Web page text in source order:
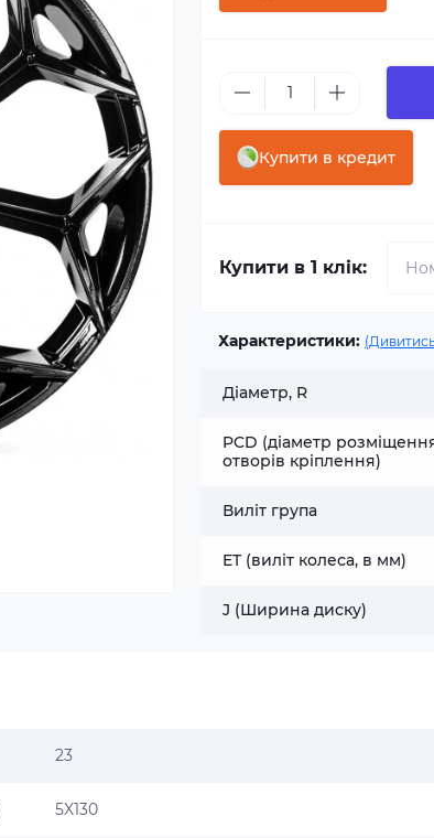
Купити в кредит
Купити в 1 клік:
Характеристики:
Діаметр, R
PCD (діаметр
отворів кріплення)
Виліт група
ET (виліт колеса, в мм)
J (Ширина диску)
23
5X130